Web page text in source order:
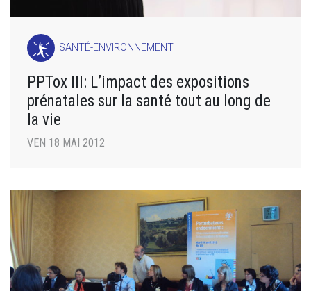
SANTÉ-ENVIRONNEMENT
PPTox III: L’impact des expositions
prénatales sur la santé tout au long de
la vie
VEN 18 MAI 2012